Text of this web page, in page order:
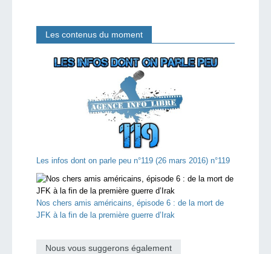
Les contenus du moment
Les infos dont on parle peu n°119 (26 mars 2016) n°119
Nos chers amis américains, épisode 6 : de la mort de
JFK à la fin de la première guerre d’Irak
Nous vous suggerons également